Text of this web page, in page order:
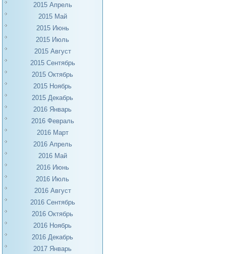
2015 Апрель
2015 Май
2015 Июнь
2015 Июль
2015 Август
2015 Сентябрь
2015 Октябрь
2015 Ноябрь
2015 Декабрь
2016 Январь
2016 Февраль
2016 Март
2016 Апрель
2016 Май
2016 Июнь
2016 Июль
2016 Август
2016 Сентябрь
2016 Октябрь
2016 Ноябрь
2016 Декабрь
2017 Январь